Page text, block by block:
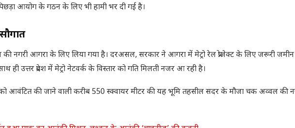
आयोग के गठन के लिए भी हामी भर दी गई है।
नगरी आगरा के लिए लिया गया है। दरअसल, सरकार ने आगरा में मेट्रो रेल प्रोजेक्ट के लिए जरूरी
ही उत्तर प्रदेश में मेट्रो नेटवर्क के विस्तार को गति मिलती नजर आ रही है।
को आवंटित की जाने वाली करीब 550 स्क्वायर मीटर की यह भूमि तहसील सदर के मौजा चक अव्वल की